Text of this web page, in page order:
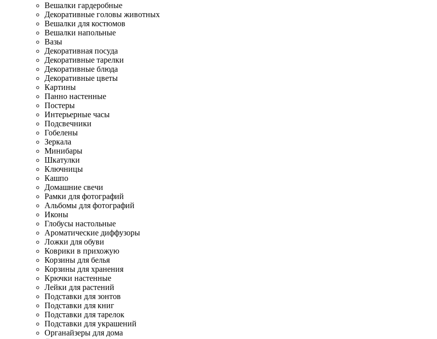
Вешалки гардеробные
Декоративные головы животных
Вешалки для костюмов
Вешалки напольные
Вазы
Декоративная посуда
Декоративные тарелки
Декоративные блюда
Декоративные цветы
Картины
Панно настенные
Постеры
Интерьерные часы
Подсвечники
Гобелены
Зеркала
Минибары
Шкатулки
Ключницы
Кашпо
Домашние свечи
Рамки для фотографий
Альбомы для фотографий
Иконы
Глобусы настольные
Ароматические диффузоры
Ложки для обуви
Коврики в прихожую
Корзины для белья
Корзины для хранения
Крючки настенные
Лейки для растений
Подставки для зонтов
Подставки для книг
Подставки для тарелок
Подставки для украшений
Органайзеры для дома